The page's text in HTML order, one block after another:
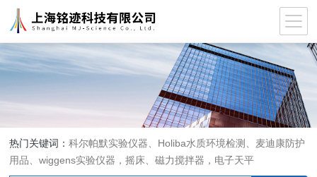
热门关键词：科尔帕默实验仪器、Holiba水质环境检测、麦迪康防护
用品、wiggens实验仪器，摇床、磁力搅拌器，电子天平